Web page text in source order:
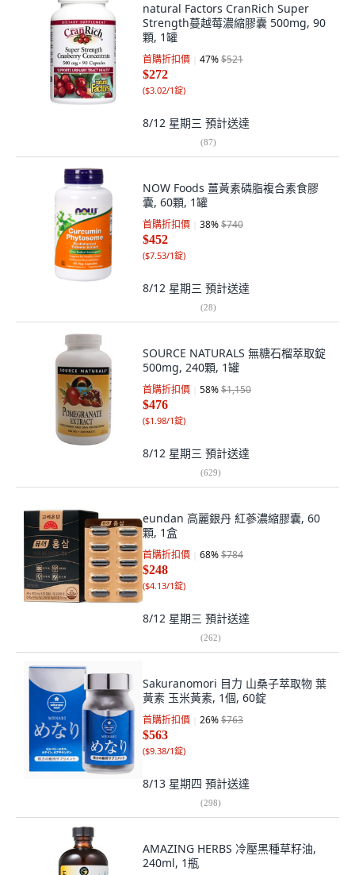
natural Factors CranRich Super
Strength蔓越莓濃縮膠囊 500mg, 90
顆, 1罐
首購折扣價 47%$521
$272
($3.02/1錠)
8/12 星期三 預計送達
(87)
NOW Foods 薑黃素磷脂複合素食膠
囊, 60顆, 1罐
首購折扣價 38%$740
$452
($7.53/1錠)
8/12 星期三 預計送達
(28)
SOURCE NATURALS 無糖石榴萃取錠
500mg, 240顆, 1罐
首購折扣價 58%$1,150
$476
($1.98/1錠)
8/12 星期三 預計送達
(629)
eundan 高麗銀丹 紅蔘濃縮膠囊, 60
顆, 1盒
首購折扣價 68%$784
$248
($4.13/1錠)
8/12 星期三 預計送達
(262)
Sakuranomori 目力 山桑子萃取物 葉
黃素 玉米黃素, 1個, 60錠
首購折扣價 26%$763
$563
($9.38/1錠)
8/13 星期四 預計送達
(298)
AMAZING HERBS 冷壓黑種草籽油,
240ml, 1瓶